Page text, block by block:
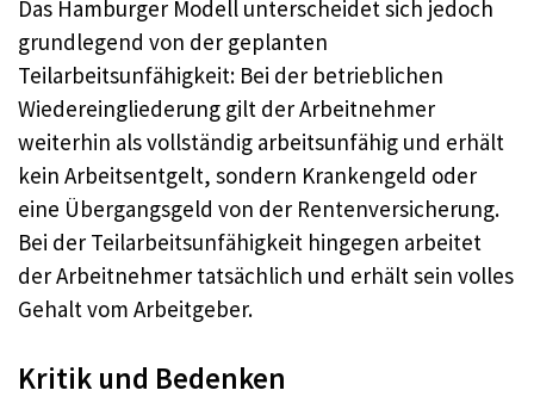
Das Hamburger Modell unterscheidet sich jedoch
grundlegend von der geplanten
Teilarbeitsunfähigkeit: Bei der betrieblichen
Wiedereingliederung gilt der Arbeitnehmer
weiterhin als vollständig arbeitsunfähig und erhält
kein Arbeitsentgelt, sondern Krankengeld oder
eine Übergangsgeld von der Rentenversicherung.
Bei der Teilarbeitsunfähigkeit hingegen arbeitet
der Arbeitnehmer tatsächlich und erhält sein volles
Gehalt vom Arbeitgeber.
Kritik und Bedenken